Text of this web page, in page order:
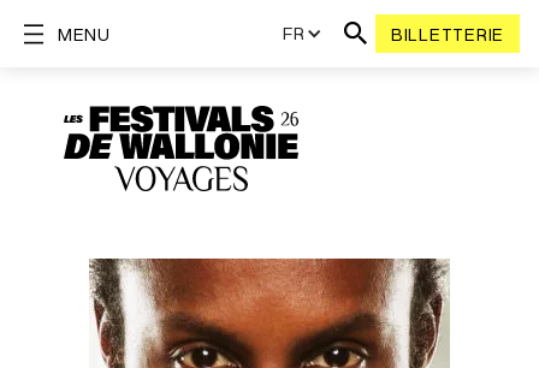
FR BILLETTERIE
MENU